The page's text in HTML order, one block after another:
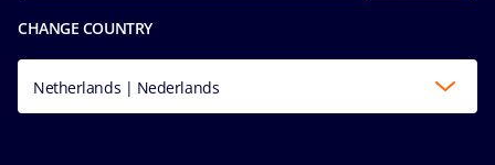
CHANGE COUNTRY
Netherlands | Nederlands